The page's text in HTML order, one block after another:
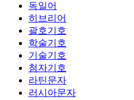
독일어
히브리어
괄호기호
학술기호
기술기호
첨자기호
라틴문자
러시아문자